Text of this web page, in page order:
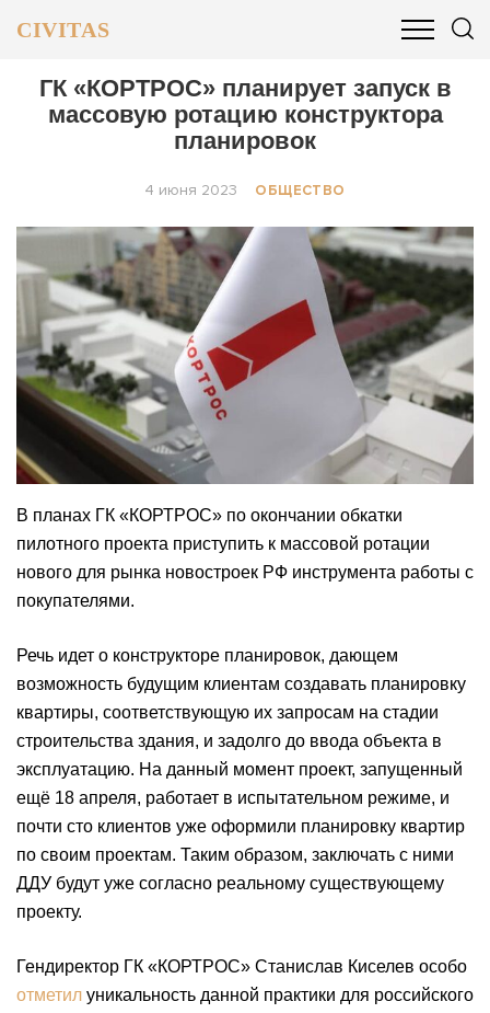
CIVITAS
ОБЩЕСТВО БИЗНЕС И ФИНАНСЫ
ГК «КОРТРОС» планирует запуск в
массовую ротацию конструктора
планировок
4 июня 2023 ОБЩЕСТВО
В планах ГК «КОРТРОС» по окончании обкатки
пилотного проекта приступить к массовой ротации
нового для рынка новостроек РФ инструмента работы с
покупателями.
Речь идет о конструкторе планировок, дающем
возможность будущим клиентам создавать планировку
квартиры, соответствующую их запросам на стадии
строительства здания, и задолго до ввода объекта в
эксплуатацию. На данный момент проект, запущенный
ещё 18 апреля, работает в испытательном режиме, и
почти сто клиентов уже оформили планировку квартир
по своим проектам. Таким образом, заключать с ними
ДДУ будут уже согласно реальному существующему
проекту.
Гендиректор ГК «КОРТРОС» Станислав Киселев особо
отметил уникальность данной практики для российского